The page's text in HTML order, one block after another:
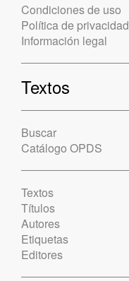
Condiciones de uso
Política de privacidad
Información legal
Textos
Buscar
Catálogo OPDS
Textos
Títulos
Autores
Etiquetas
Editores